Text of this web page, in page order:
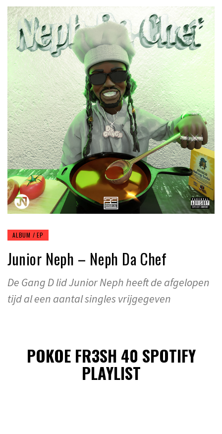
ALBUM / EP
Junior Neph – Neph Da Chef
De Gang D lid Junior Neph heeft de afgelopen
tijd al een aantal singles vrijgegeven
POKOE FR3SH 40 SPOTIFY
PLAYLIST